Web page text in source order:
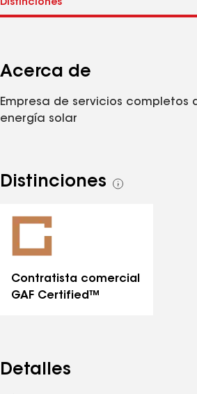
Acerca de
Empresa de servicios completos
energía solar
Distinciones
Ver
Contratista comercial
GAF Certified™
Detalles